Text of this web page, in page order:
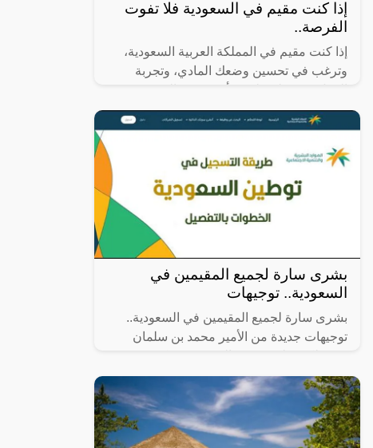
إذا كنت مقيم في السعودية فلا تفوت
الفرصة..
إذا كنت مقيم في المملكة العربية السعودية،
وترغب في تحسين وضعك المادي، وتجربة
فيمكنك الآن الحصول على تأشيرة دخول إلى
بشرى سارة لجميع المقيمين في
السعودية.. توجيهات
بشرى سارة لجميع المقيمين في السعودية..
توجيهات جديدة من الأمير محمد بن سلمان
مصادر إعلامية أن ولي العهد السعودي الأمير
محمد